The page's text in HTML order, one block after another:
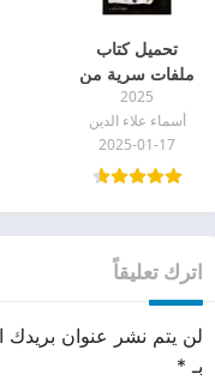
تحميل كتاب
ملفات سرية من
داخل العيادة
النفسية أسماء
علاء الدين pdf
2025
أسماء علاء الدين
2025-01-17
اترك تعليقاً
لن يتم نشر عنوان بريدك
بـ *